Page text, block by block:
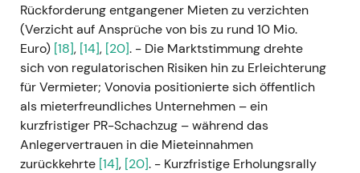
Rückforderung entgangener Mieten zu verzichten
(Verzicht auf Ansprüche von bis zu rund 10 Mio.
Euro) [18], [14], [20]. - Die Marktstimmung drehte
sich von regulatorischen Risiken hin zu Erleichterung
für Vermieter; Vonovia positionierte sich öffentlich
als mieterfreundliches Unternehmen – ein
kurzfristiger PR-Schachzug – während das
Anlegervertrauen in die Mieteinnahmen
zurückkehrte [14], [20]. - Kurzfristige Erholungsrally